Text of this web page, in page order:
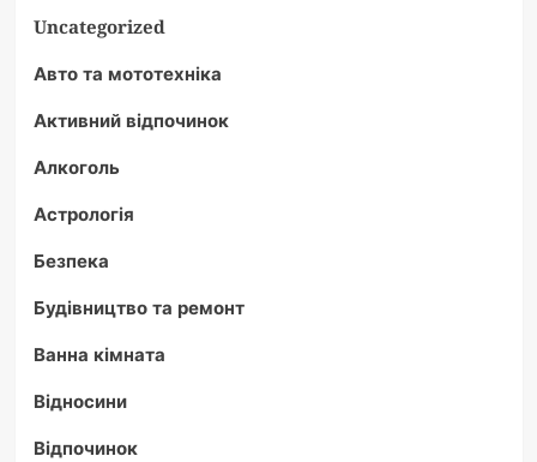
Uncategorized
Авто та мототехніка
Активний відпочинок
Алкоголь
Астрологія
Безпека
Будівництво та ремонт
Ванна кімната
Відносини
Відпочинок